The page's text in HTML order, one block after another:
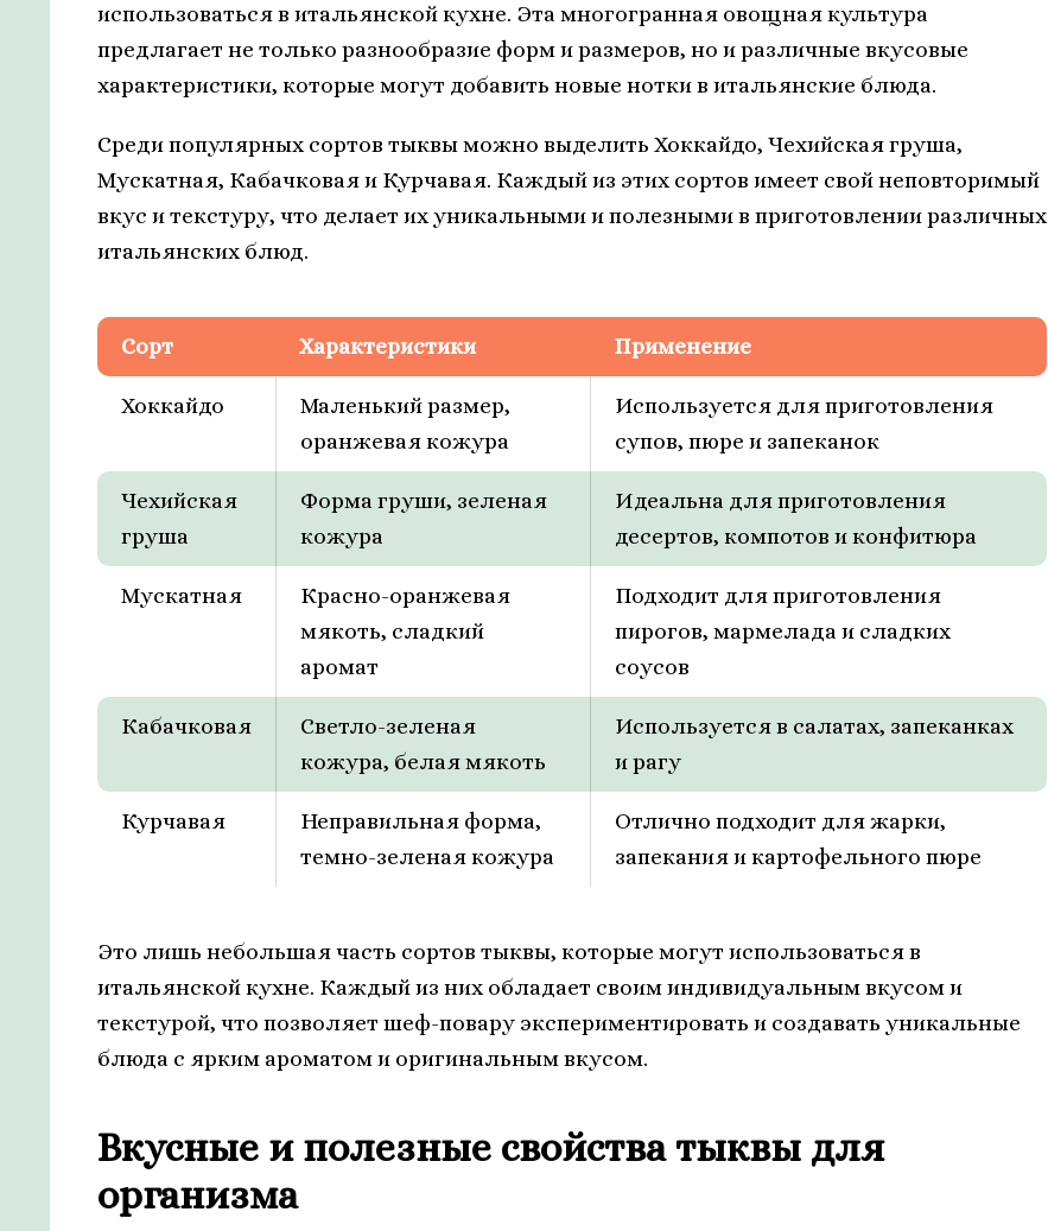
использоваться в итальянской кухне. Эта многогранная овощная культура
предлагает не только разнообразие форм и размеров, но и различные вкусовые
характеристики, которые могут добавить новые нотки в итальянские блюда.
Среди популярных сортов тыквы можно выделить Хоккайдо, Чехийская груша,
Мускатная, Кабачковая и Курчавая. Каждый из этих сортов имеет свой неповторимый
вкус и текстуру, что делает их уникальными и полезными в приготовлении различных
итальянских блюд.
Сорт Характеристики Применение
Хоккайдо
Маленький размер,
оранжевая кожура
Используется для приготовления
супов, пюре и запеканок
Чехийская
груша
Форма груши, зеленая
кожура
Идеальна для приготовления
десертов, компотов и конфитюра
Мускатная
Красно-оранжевая
мякоть, сладкий
аромат
Подходит для приготовления
пирогов, мармелада и сладких
соусов
Кабачковая
Светло-зеленая
кожура, белая мякоть
Используется в салатах, запеканках
и рагу
Курчавая
Неправильная форма,
темно-зеленая кожура
Отлично подходит для жарки,
запекания и картофельного пюре
Это лишь небольшая часть сортов тыквы, которые могут использоваться в
итальянской кухне. Каждый из них обладает своим индивидуальным вкусом и
текстурой, что позволяет шеф-повару экспериментировать и создавать уникальные
блюда с ярким ароматом и оригинальным вкусом.
Вкусные и полезные свойства тыквы для
организма